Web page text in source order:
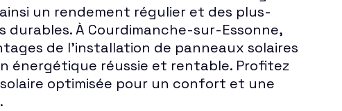
un rendement régulier et des plus-
durables. À Courdimanche-sur-Essonne,
de l'installation de panneaux solaires
énergétique réussie et rentable. Profitez
optimisée pour un confort et une